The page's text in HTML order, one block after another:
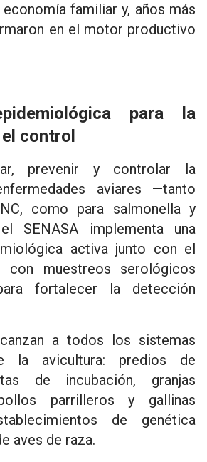
familiar y, años más
en el motor productivo
para la
control
prevenir y controlar la
aviares —tanto
como para salmonella y
SENASA implementa una
activa junto con el
con muestreos serológicos
fortalecer la detección
a todos los sistemas
la avicultura: predios de
de incubación, granjas
parrilleros y gallinas
de genética
aves de raza.